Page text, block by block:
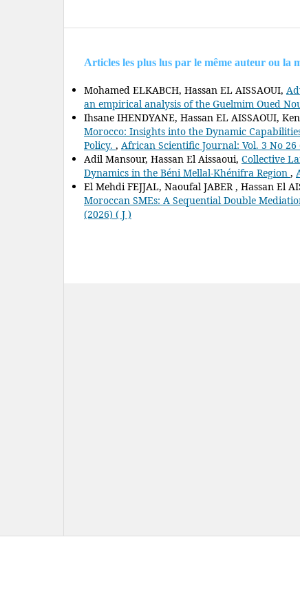
Articles les plus lus par le même auteur ou la
Mohamed ELKABCH, Hassan EL AISSAOUI,
an empirical analysis of the Guelmim Oued
Ihsane IHENDYANE, Hassan EL AISSAOUI,
Morocco: Insights into the Dynamic
Policy. , African Scientific Journal: Vol. 3 No 26
Adil Mansour, Hassan El Aissaoui, Collective
Dynamics in the Béni Mellal-Khénifra Region ,
El Mehdi FEJJAL, Naoufal JABER , Hassan El
Moroccan SMEs: A Sequential Double
(2026) ( J )